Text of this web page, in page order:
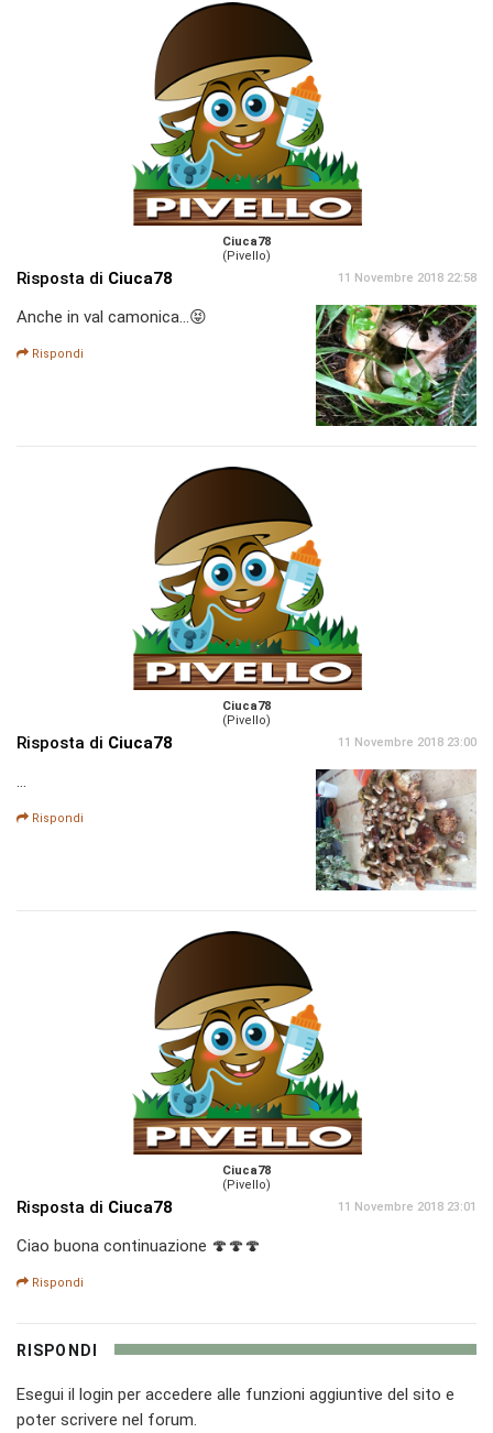
Ciuca78
(Pivello)
Risposta di Ciuca78 11 Novembre 2018 22:58
Anche in val camonica...😝
Rispondi
Ciuca78
(Pivello)
Risposta di Ciuca78 11 Novembre 2018 23:00
...
Rispondi
Ciuca78
(Pivello)
Risposta di Ciuca78 11 Novembre 2018 23:01
Ciao buona continuazione 🍄🍄🍄
Rispondi
RISPONDI
Esegui il login per accedere alle funzioni aggiuntive del sito e
poter scrivere nel forum.